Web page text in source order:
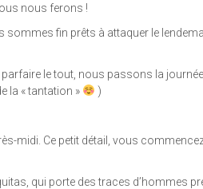
nous ferons !
fin prêts à attaquer le
le tout, nous passons la
la « tantation »
)
midi. Ce petit détail, vous
qui porte des traces d’hommes